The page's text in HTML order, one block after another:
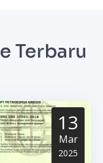
Terbaru
13
Mar
2025